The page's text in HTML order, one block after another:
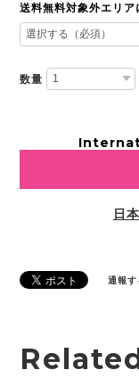
送料無料対象外エリア
数量
日
通報す